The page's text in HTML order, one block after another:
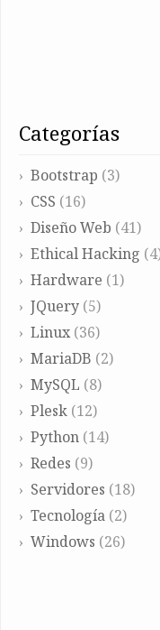
categorías
Bootstrap (3)
CSS (16)
Diseño Web (41)
Ethical Hacking
Hardware (1)
JQuery (5)
Linux (36)
MariaDB (2)
MySQL (8)
Plesk (12)
Python (14)
Redes (9)
Servidores (18)
Tecnología (2)
Windows (26)